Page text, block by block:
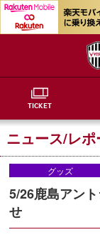
TICKET
ニュース/レポ
グッズ
5/26鹿島アン
せ